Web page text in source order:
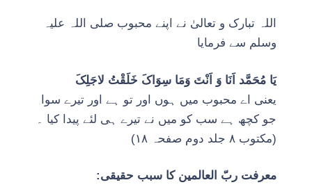
اللہ تبارک و تعالیٰ نے اپنے محبوب صلی اللہ علیہ
وسلم سے فرمایا
یَا مُحَمَّد اَنَا وَ اَنْتَ وَمَا سِوَاکَ خَلَقْتُ لاجَلِکَ
یعنی اے محبوب میں ہوں اور تو ہے اور تیرے سوا
جو کچھ ہے سب کو میں نے تیرے ہی لئے پیدا کیا ۔
(مکتوب ٨ جلد دوم صفحہ ١٨)
معرفت ربّ العالمین کا سبب حقیقی: